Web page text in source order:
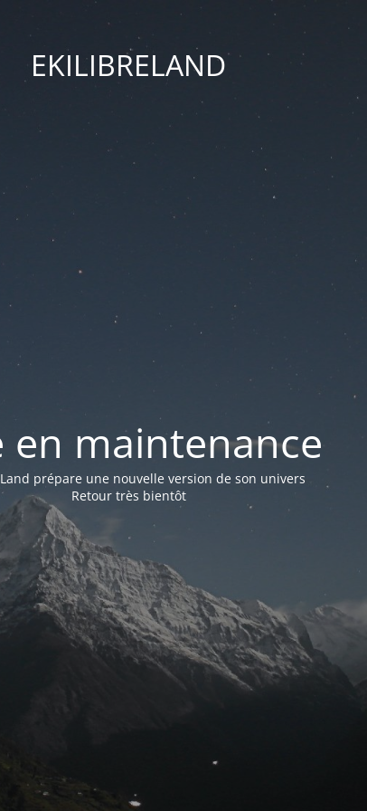
EKILIBRELAND
en maintenance
prépare une nouvelle version de son univers
Retour très bientôt